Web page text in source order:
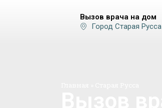
Вызов врача на дом
Город Старая Русса